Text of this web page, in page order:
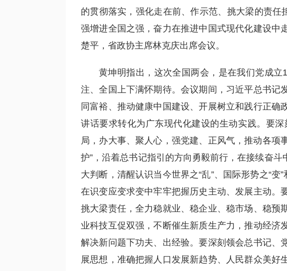
的贯彻落实，强化走在前、作示范、挑大梁的责任
强增进全国之强，奋力在推进中国式现代化建设中
楚平，省政协主席林克庆出席会议。
黄坤明指出，这次全国两会，是在我们党成
注、全国上下满怀期待。会议期间，习近平总书记
同富裕、推动健康中国建设、开展树立和践行正
讲话要求转化为广东现代化建设的生动实践。要
局，办大事、聚人心，强党建、正风气，推动各项
护”，沿着总书记指引的方向勇毅前行，在接续奋
大判断，清醒认识当今世界之“乱”、国际形势之“
在识变应变求变中牢牢把握历史主动、发展主动。
挑大梁责任，全力稳就业、稳企业、稳市场、稳预
业科技互促双强，不断催生新质生产力，推动经济
解决新问题下功夫、出经验。要深刻领会总书记、
展思想，准确把握人口发展新趋势、人民群众美